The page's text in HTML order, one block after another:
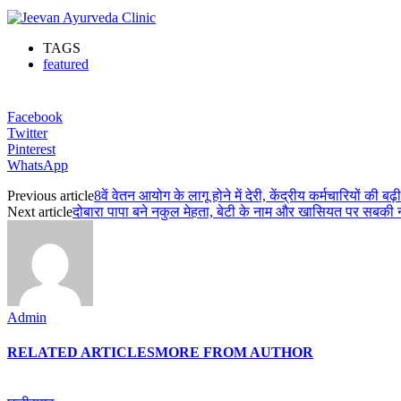
TAGS
featured
Facebook
Twitter
Pinterest
WhatsApp
Previous article8वें वेतन आयोग के लागू होने में देरी, केंद्रीय कर्मचारियों की
Next articleदोबारा पापा बने नकुल मेहता, बेटी के नाम और खासियत पर सबकी
Admin
RELATED ARTICLESMORE FROM AUTHOR